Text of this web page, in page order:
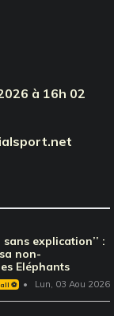
à 16h 02
explication’’ :
non-
Eléphants
⚽️ Lun, 03 Aou 2026